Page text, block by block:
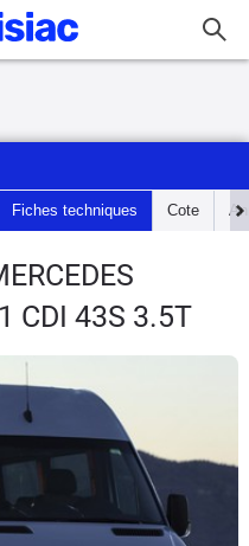
Fiches techniques Cote
CDI 43S 3.5T